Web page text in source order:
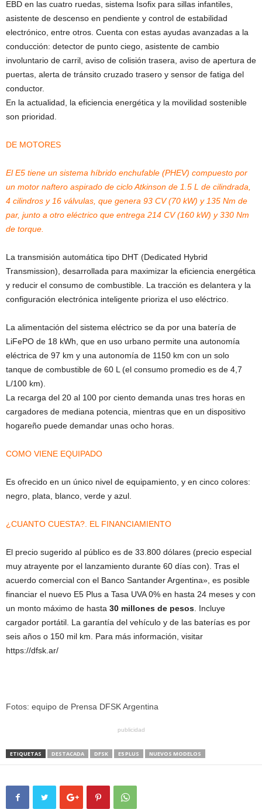
EBD en las cuatro ruedas, sistema Isofix para sillas infantiles,
asistente de descenso en pendiente y control de estabilidad
electrónico, entre otros. Cuenta con estas ayudas avanzadas a la
conducción: detector de punto ciego, asistente de cambio
involuntario de carril, aviso de colisión trasera, aviso de apertura de
puertas, alerta de tránsito cruzado trasero y sensor de fatiga del
conductor.
En la actualidad, la eficiencia energética y la movilidad sostenible
son prioridad.
DE MOTORES
El E5 tiene un sistema híbrido enchufable (PHEV) compuesto por
un motor naftero aspirado de ciclo Atkinson de 1.5 L de cilindrada,
4 cilindros y 16 válvulas, que genera 93 CV (70 kW) y 135 Nm de
par, junto a otro eléctrico que entrega 214 CV (160 kW) y 330 Nm
de torque.
La transmisión automática tipo DHT (Dedicated Hybrid
Transmission), desarrollada para maximizar la eficiencia energética
y reducir el consumo de combustible. La tracción es delantera y la
configuración electrónica inteligente prioriza el uso eléctrico.
La alimentación del sistema eléctrico se da por una batería de
LiFePO de 18 kWh, que en uso urbano permite una autonomía
eléctrica de 97 km y una autonomía de 1150 km con un solo
tanque de combustible de 60 L (el consumo promedio es de 4,7
L/100 km).
La recarga del 20 al 100 por ciento demanda unas tres horas en
cargadores de mediana potencia, mientras que en un dispositivo
hogareño puede demandar unas ocho horas.
COMO VIENE EQUIPADO
Es ofrecido en un único nivel de equipamiento, y en cinco colores:
negro, plata, blanco, verde y azul.
¿CUANTO CUESTA?. EL FINANCIAMIENTO
El precio sugerido al público es de 33.800 dólares (precio especial
muy atrayente por el lanzamiento durante 60 días con). Tras el
acuerdo comercial con el Banco Santander Argentina», es posible
financiar el nuevo E5 Plus a Tasa UVA 0% en hasta 24 meses y con
un monto máximo de hasta 30 millones de pesos . Incluye
cargador portátil. La garantía del vehículo y de las baterías es por
seis años o 150 mil km. Para más información, visitar
https://dfsk.ar/
Fotos: equipo de Prensa DFSK Argentina
publicidad
ETIQUETAS DESTACADA DFSK E5 PLUS NUEVOS MODELOS